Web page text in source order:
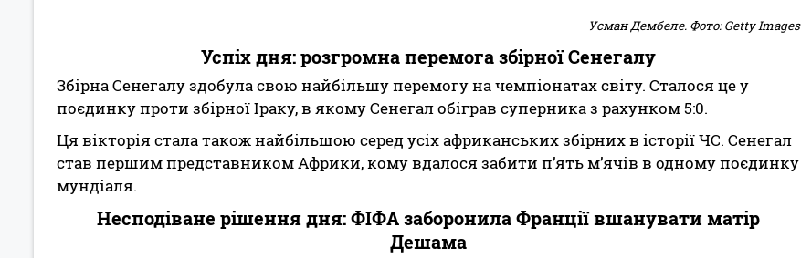
Усман Дембеле. Фото: Getty Images
Успіх дня: розгромна перемога збірної Сенегалу
Збірна Сенегалу здобула свою найбільшу перемогу на чемпіонатах світу. Сталося це у
поєдинку проти збірної Іраку, в якому Сенегал обіграв суперника з рахунком 5:0.
Ця вікторія стала також найбільшою серед усіх африканських збірних в історії ЧС. Сенегал
став першим представником Африки, кому вдалося забити п’ять м’ячів в одному поєдинку
мундіаля.
Несподіване рішення дня: ФІФА заборонила Франції вшанувати матір
Дешама